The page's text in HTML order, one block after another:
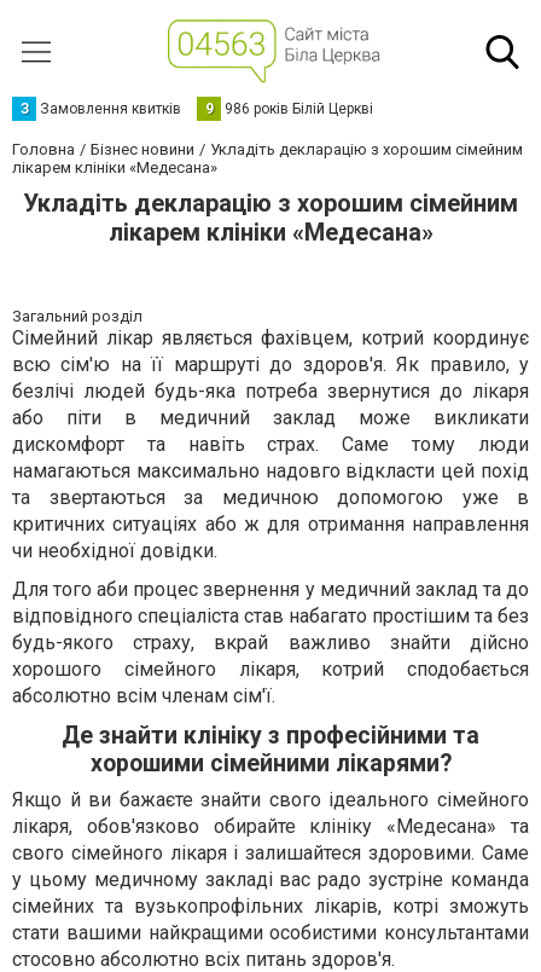
З Замовлення квитків 9 986 років Білій Церкві
Головна Бізнес новини
Укладіть декларацію з хорошим сімейним
лікарем клініки «Медесана»
Укладіть декларацію з хорошим сімейним
лікарем клініки «Медесана»
Загальний розділ
Сімейний лікар являється фахівцем, котрий координує
всю сім'ю на її маршруті до здоров'я. Як правило, у
безлічі людей будь-яка потреба звернутися до лікаря
або піти в медичний заклад може викликати
дискомфорт та навіть страх. Саме тому люди
намагаються максимально надовго відкласти цей похід
та звертаються за медичною допомогою уже в
критичних ситуаціях або ж для отримання направлення
чи необхідної довідки.
Для того аби процес звернення у медичний заклад та до
відповідного спеціаліста став набагато простішим та без
будь-якого страху, вкрай важливо знайти дійсно
хорошого сімейного лікаря, котрий сподобається
абсолютно всім членам сім'ї.
Де знайти клініку з професійними та
хорошими сімейними лікарями?
Якщо й ви бажаєте знайти свого ідеального сімейного
лікаря, обов'язково обирайте клініку «Медесана» та
свого сімейного лікаря і залишайтеся здоровими. Саме
у цьому медичному закладі вас радо зустріне команда
сімейних та вузькопрофільних лікарів, котрі зможуть
стати вашими найкращими особистими консультантами
стосовно абсолютно всіх питань здоров'я.